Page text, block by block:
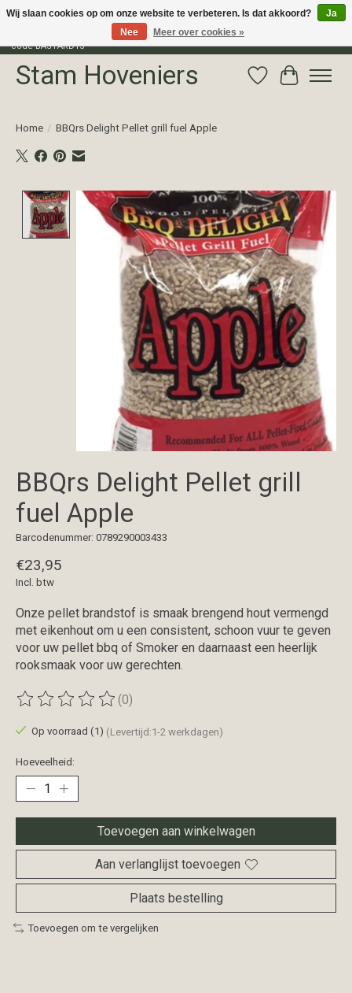
Profiteer van 15% korting op het gehele assortiment van The Bastard met
code BASTARD15
Stam Hoveniers Verlanglijst
Home / BBQrs Delight Pellet grill fuel Apple
Product image slideshow Items
BBQrs Delight Pellet grill
fuel Apple
Barcodenummer: 0789290003433
€23,95
Incl. btw
Onze pellet brandstof is smaak brengend hout vermengd
met eikenhout om u een consistent, schoon vuur te geven
voor uw pellet bbq of Smoker en daarnaast een heerlijk
rooksmaak voor uw gerechten.
De beoordeling van dit product is
(0)
Op voorraad (1) (Levertijd:1-2 werkdagen)
Hoeveelheid:
Toevoegen aan winkelwagen
Aan verlanglijst toevoegen
Plaats bestelling
Toevoegen om te vergelijken
Wij slaan cookies op om onze website te verbeteren. Is dat akkoord?
Ja
Nee
Meer over cookies »